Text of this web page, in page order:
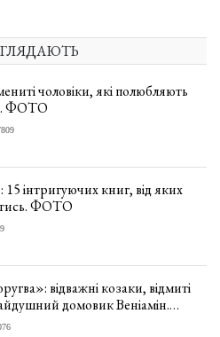
чоловіки, які полюбляють
ФОТО
інтригуючих книг, від яких
ФОТО
відважні козаки, відмиті
домовик Веніамін.